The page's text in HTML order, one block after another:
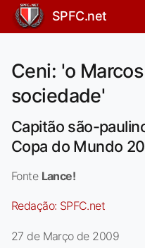
SPFC.net
Ceni: 'o
sociedade'
Capitão são-
Copa do Mundo
Fonte Lance!
Redação: SPFC.net
27 de Março de 2009